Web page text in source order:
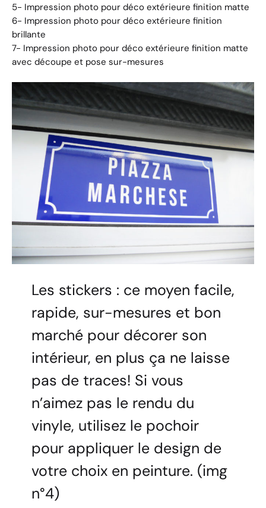
5- Impression photo pour déco extérieure finition matte
6- Impression photo pour déco extérieure finition
brillante
7- Impression photo pour déco extérieure finition matte
avec découpe et pose sur-mesures
Les stickers : ce moyen facile,
rapide, sur-mesures et bon
marché pour décorer son
intérieur, en plus ça ne laisse
pas de traces! Si vous
n’aimez pas le rendu du
vinyle, utilisez le pochoir
pour appliquer le design de
votre choix en peinture. (img
n°4)